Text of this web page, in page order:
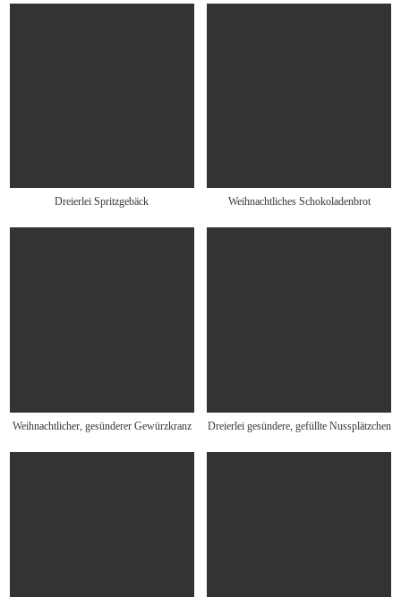
Dreierlei Spritzgebäck Weihnachtliches Schokoladenbrot
Weihnachtlicher, gesünderer Gewürzkranz Dreierlei gesündere, gefüllte Nussplätzchen